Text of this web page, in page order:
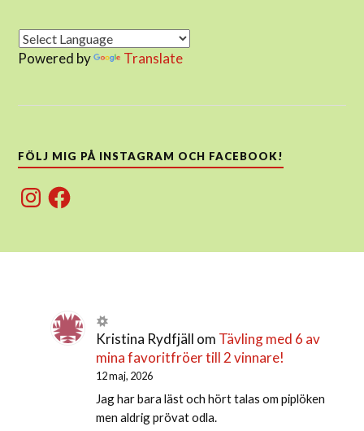
Powered by Translate
FÖLJ MIG PÅ INSTAGRAM OCH FACEBOOK!
InstagramFacebook
Kristina Rydfjäll om Tävling med 6 av
mina favoritfröer till 2 vinnare!
12 maj, 2026
Jag har bara läst och hört talas om piplöken
men aldrig prövat odla.